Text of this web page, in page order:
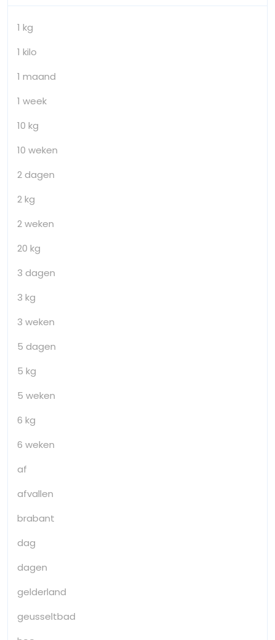
1 kg
1 kilo
1 maand
1 week
10 kg
10 weken
2 dagen
2 kg
2 weken
20 kg
3 dagen
3 kg
3 weken
5 dagen
5 kg
5 weken
6 kg
6 weken
af
afvallen
brabant
dag
dagen
gelderland
geusseltbad